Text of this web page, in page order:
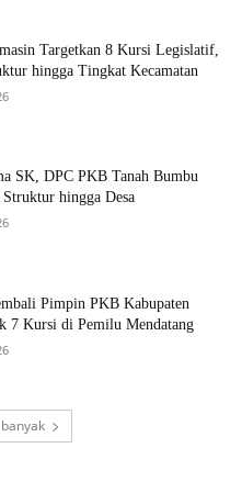
Targetkan 8 Kursi Legislatif,
hingga Tingkat Kecamatan
SK, DPC PKB Tanah Bumbu
Struktur hingga Desa
Pimpin PKB Kabupaten
7 Kursi di Pemilu Mendatang